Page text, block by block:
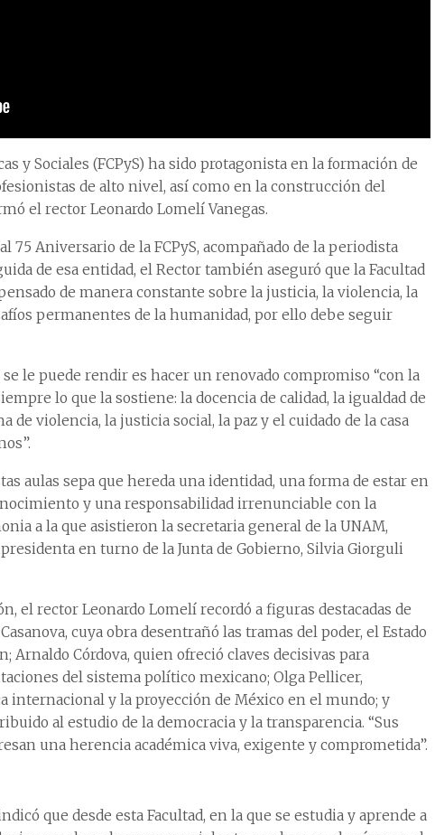
y Sociales (FCPyS) ha sido protagonista en la formación de
de alto nivel, así como en la construcción del
el rector Leonardo Lomelí Vanegas.
75 Aniversario de la FCPyS, acompañado de la periodista
de esa entidad, el Rector también aseguró que la Facultad
de manera constante sobre la justicia, la violencia, la
permanentes de la humanidad, por ello debe seguir
le puede rendir es hacer un renovado compromiso “con la
lo que la sostiene: la docencia de calidad, la igualdad de
de violencia, la justicia social, la paz y el cuidado de la casa
aulas sepa que hereda una identidad, una forma de estar en
y una responsabilidad irrenunciable con la
a la que asistieron la secretaria general de la UNAM,
en turno de la Junta de Gobierno, Silvia Giorguli
el rector Leonardo Lomelí recordó a figuras destacadas de
cuya obra desentrañó las tramas del poder, el Estado
Arnaldo Córdova, quien ofreció claves decisivas para
del sistema político mexicano; Olga Pellicer,
internacional y la proyección de México en el mundo; y
al estudio de la democracia y la transparencia. “Sus
una herencia académica viva, exigente y comprometida”.
que desde esta Facultad, en la que se estudia y aprende a